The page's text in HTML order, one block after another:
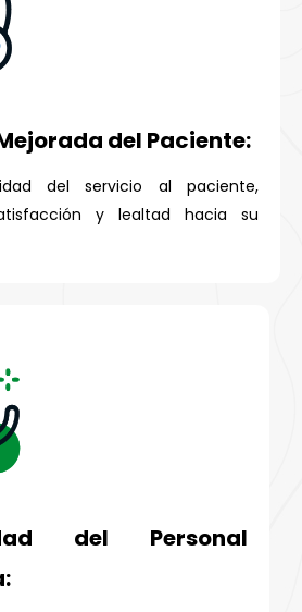
del Paciente:
del servicio al paciente,
y lealtad hacia su
del Personal